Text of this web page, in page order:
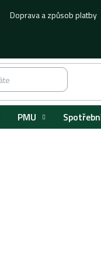
Doprava a způsob platby
PMU